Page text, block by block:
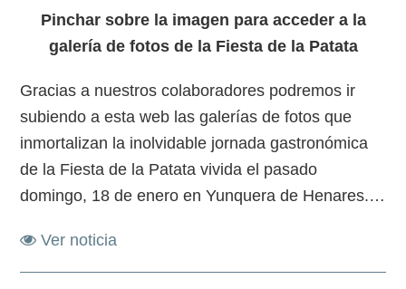
Pinchar sobre la imagen para acceder a la
galería de fotos de la Fiesta de la Patata
Gracias a nuestros colaboradores podremos ir
subiendo a esta web las galerías de fotos que
inmortalizan la inolvidable jornada gastronómica
de la Fiesta de la Patata vivida el pasado
domingo, 18 de enero en Yunquera de Henares.…
Ver noticia